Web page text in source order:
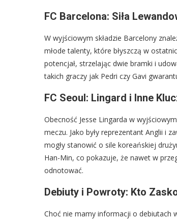
FC Barcelona: Siła
W wyjściowym składzie Barcelony
młode talenty, które błyszczą w
potencjał, strzelając dwie bramki i
takich graczy jak Pedri czy Gavi
FC Seoul: Lingard i Inne
Obecność Jesse Lingarda w
meczu. Jako były reprezentant Anglii i
mogły stanowić o sile koreańskiej
Han-Min, co pokazuje, że nawet w
odnotować.
Debiuty i Powroty: Kto
Choć nie mamy informacji o debiutach